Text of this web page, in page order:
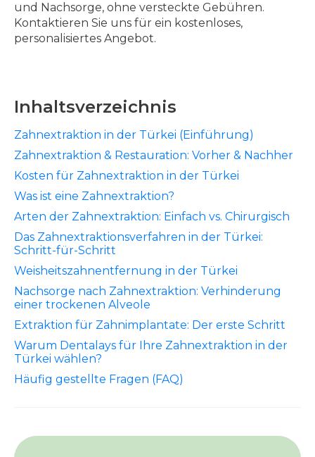
und Nachsorge, ohne versteckte Gebühren.
Kontaktieren Sie uns für ein kostenloses,
personalisiertes Angebot.
Inhaltsverzeichnis
Zahnextraktion in der Türkei (Einführung)
Zahnextraktion & Restauration: Vorher & Nachher
Kosten für Zahnextraktion in der Türkei
Was ist eine Zahnextraktion?
Arten der Zahnextraktion: Einfach vs. Chirurgisch
Das Zahnextraktionsverfahren in der Türkei:
Schritt-für-Schritt
Weisheitszahnentfernung in der Türkei
Nachsorge nach Zahnextraktion: Verhinderung
einer trockenen Alveole
Extraktion für Zahnimplantate: Der erste Schritt
Warum Dentalays für Ihre Zahnextraktion in der
Türkei wählen?
Häufig gestellte Fragen (FAQ)